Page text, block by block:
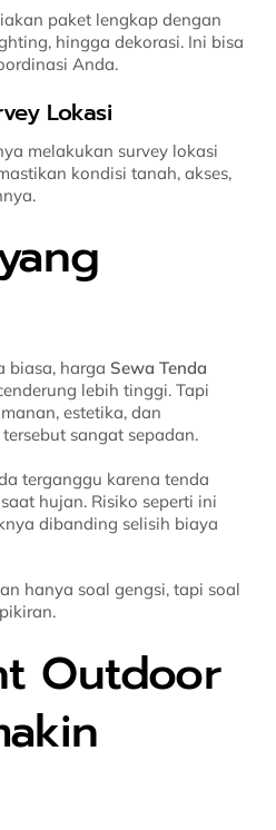
paket lengkap dengan
hingga dekorasi. Ini bisa
Anda.
Lokasi
melakukan survey lokasi
kondisi tanah, akses,
biasa, harga Sewa Tenda
lebih tinggi. Tapi
estetika, dan
sangat sepadan.
terganggu karena tenda
hujan. Risiko seperti ini
dibanding selisih biaya
hanya soal gengsi, tapi soal
Outdoor